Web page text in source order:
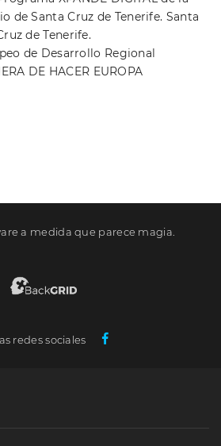
a medida que parece magia.
redes sociales